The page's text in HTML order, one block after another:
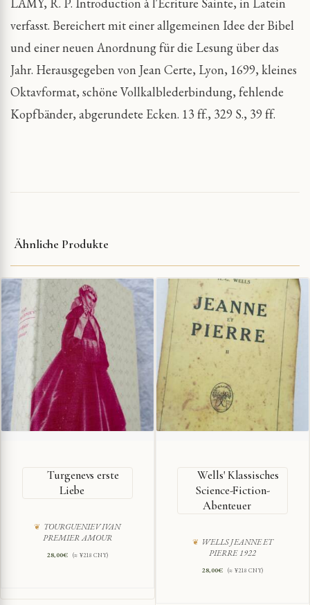
verfasst. Bereichert mit einer allgemeinen Idee der Bibel
und einer neuen Anordnung für die Lesung über das
Jahr. Herausgegeben von Jean Certe, Lyon, 1699, kleines
Oktavformat, schöne Vollkalblederbindung, fehlende
Kopfbänder, abgerundete Ecken. 13 ff., 329 S., 39 ff.
Ähnliche Produkte
Turgenevs erste
Liebe
TOURGUENIEV IVAN
PREMIER AMOUR
28,00€ (≈ ¥218 CNY)
Wells' Klassisches
Science-Fiction-
Abenteuer
WELLS JEANNE ET
PIERRE 1922
28,00€ (≈ ¥218 CNY)